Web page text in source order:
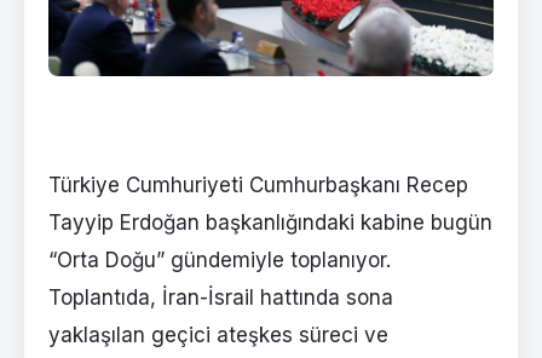
Türkiye Cumhuriyeti Cumhurbaşkanı Recep
Tayyip Erdoğan başkanlığındaki kabine bugün
“Orta Doğu” gündemiyle toplanıyor.
Toplantıda, İran-İsrail hattında sona
yaklaşılan geçici ateşkes süreci ve